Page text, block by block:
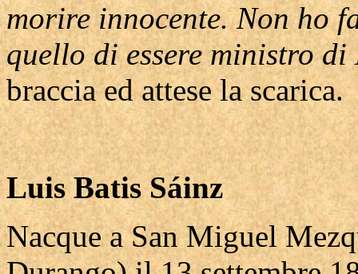
morire innocente. Non ho
quello di essere ministro
braccia ed attese la scarica.
Luis Batis Sáinz
Nacque a San Miguel